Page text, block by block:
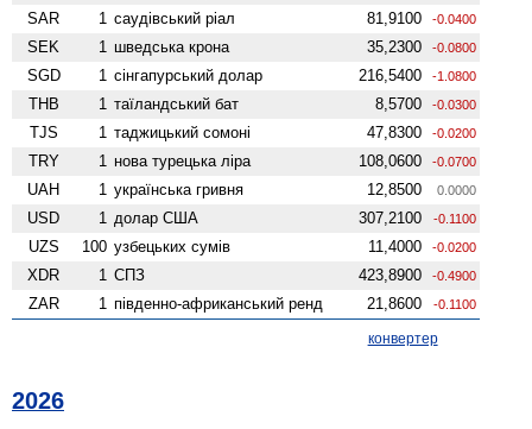
SAR 1 саудівський ріал 81,9100 -0.0400
SEK 1 шведська крона 35,2300 -0.0800
SGD 1 сінгапурський долар 216,5400 -1.0800
THB 1 таїландський бат 8,5700 -0.0300
TJS 1 таджицький сомоні 47,8300 -0.0200
TRY 1 нова турецька ліра 108,0600 -0.0700
UAH 1 українська гривня 12,8500 0.0000
USD 1 долар США 307,2100 -0.1100
UZS 100 узбецьких сумів 11,4000 -0.0200
XDR 1 СПЗ 423,8900 -0.4900
ZAR 1 південно-африканський ренд 21,8600 -0.1100
конвертер
2026